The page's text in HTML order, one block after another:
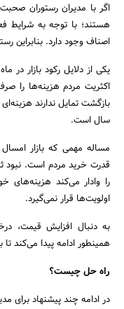
اگر با مدیران رستوران
هستند؛ با توجه به شرایط
اصناف وجود دارد. بنابراین
یکی از دلایل رکود بازار در
اکثریت مردم هزینه‌ها را
بازگشت تمایل ندارند
سال است.
مساله مهمی که بازار
قدرت خرید مردم است. نبود
را وادار می‌کند هزینه‌های
اولویت‌ها قرار نمی‌گیرد.
به دنبال افزایش قیمت،
همینطور ادامه پیدا می‌کند
راه حل چیست؟
در ادامه چند پیشنهاد برای